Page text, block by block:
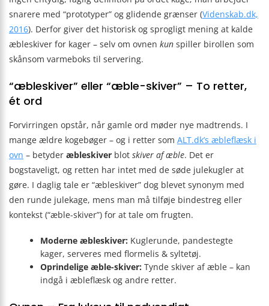
snarere med “prototyper” og glidende grænser (Videnskab.dk,
2016). Derfor giver det historisk og sprogligt mening at kalde
æbleskiver for kager – selv om ovnen kun spiller birollen som
skånsom varmeboks til servering.
“æbleskiver” eller “æble-skiver” – To retter,
ét ord
Forvirringen opstår, når gamle ord møder nye madtrends. I
mange ældre kogebøger – og i retter som ALT.dk’s æbleflæsk i
ovn – betyder æbleskiver blot skiver af æble. Det er
bogstaveligt, og retten har intet med de søde julekugler at
gøre. I daglig tale er “æbleskiver” dog blevet synonym med
den runde julekage, mens man må tilføje bindestreg eller
kontekst (“æble-skiver”) for at tale om frugten.
Moderne æbleskiver: Kuglerunde, pandestegte
kager, serveres med flormelis & syltetøj.
Oprindelige æble-skiver: Tynde skiver af æble – kan
indgå i æbleflæsk og andre retter.